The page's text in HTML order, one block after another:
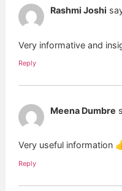
Rashmi Joshi
Very informative and
Reply
Meena Dumbre
Very useful information
Reply